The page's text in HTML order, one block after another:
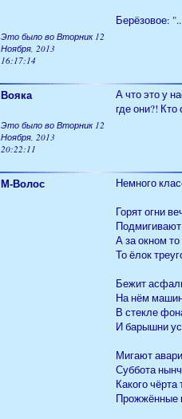
Берёзовое:
Это было во Вторник 12
Ноября, 2013
16:17:14
Вояка
А что это у
где они?!
Это было во Вторник 12
Ноября, 2013
20:22:11
М-Волос
Немного
Горят огни
А за окном
То ёлок
Бежит
На нём
В стекле
И барышни
Мигают
Суббота
Какого чёрта
Прожжённые